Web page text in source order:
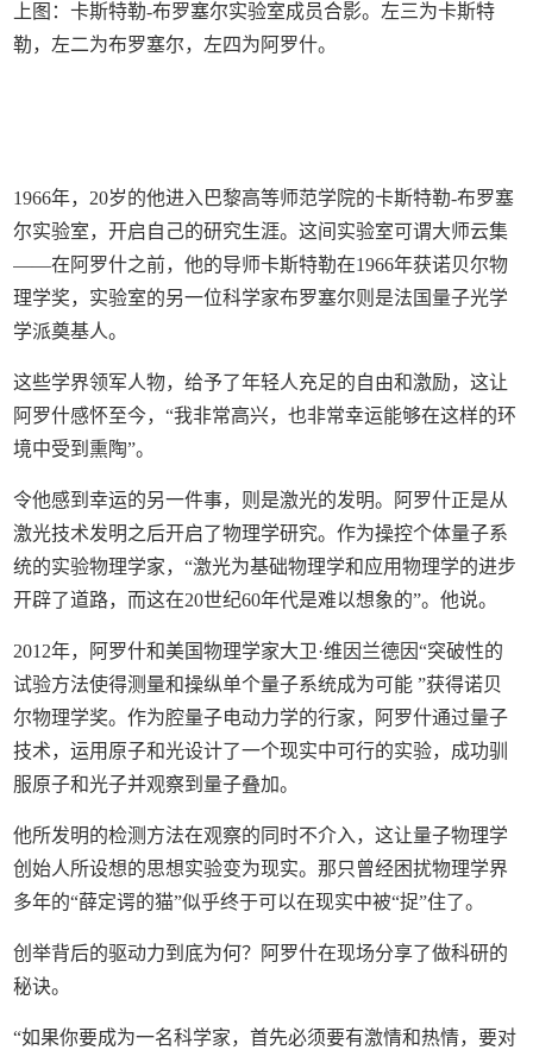
上图：卡斯特勒-布罗塞尔实验室成员合影。左三为卡斯特
勒，左二为布罗塞尔，左四为阿罗什。
1966年，20岁的他进入巴黎高等师范学院的卡斯特勒-布罗塞
尔实验室，开启自己的研究生涯。这间实验室可谓大师云集
——在阿罗什之前，他的导师卡斯特勒在1966年获诺贝尔物
理学奖，实验室的另一位科学家布罗塞尔则是法国量子光学
学派奠基人。
这些学界领军人物，给予了年轻人充足的自由和激励，这让
阿罗什感怀至今，“我非常高兴，也非常幸运能够在这样的环
境中受到熏陶”。
令他感到幸运的另一件事，则是激光的发明。阿罗什正是从
激光技术发明之后开启了物理学研究。作为操控个体量子系
统的实验物理学家，“激光为基础物理学和应用物理学的进步
开辟了道路，而这在20世纪60年代是难以想象的”。他说。
2012年，阿罗什和美国物理学家大卫·维因兰德因“突破性的
试验方法使得测量和操纵单个量子系统成为可能 ”获得诺贝
尔物理学奖。作为腔量子电动力学的行家，阿罗什通过量子
技术，运用原子和光设计了一个现实中可行的实验，成功驯
服原子和光子并观察到量子叠加。
他所发明的检测方法在观察的同时不介入，这让量子物理学
创始人所设想的思想实验变为现实。那只曾经困扰物理学界
多年的“薛定谔的猫”似乎终于可以在现实中被“捉”住了。
创举背后的驱动力到底为何？阿罗什在现场分享了做科研的
秘诀。
“如果你要成为一名科学家，首先必须要有激情和热情，要对